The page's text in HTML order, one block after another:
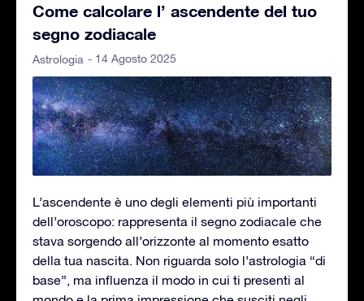
Come calcolare l’ ascendente del tuo
segno zodiacale
Astrologia - 14 Agosto 2025
L’ascendente è uno degli elementi più importanti
dell’oroscopo: rappresenta il segno zodiacale che
stava sorgendo all’orizzonte al momento esatto
della tua nascita. Non riguarda solo l’astrologia “di
base”, ma influenza il modo in cui ti presenti al